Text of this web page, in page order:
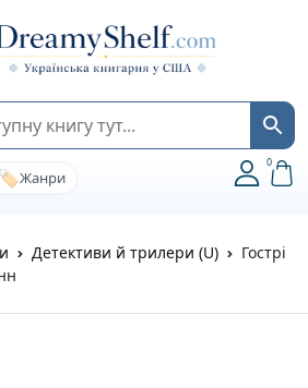
🏷️Жанри
0
Детективи й трилери (U)
Гострі